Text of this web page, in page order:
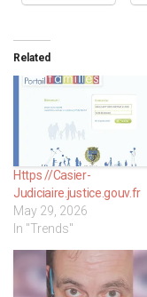
Related
Https //Casier-
Judiciaire.justice.gouv.fr
May 29, 2026
In "Trends"